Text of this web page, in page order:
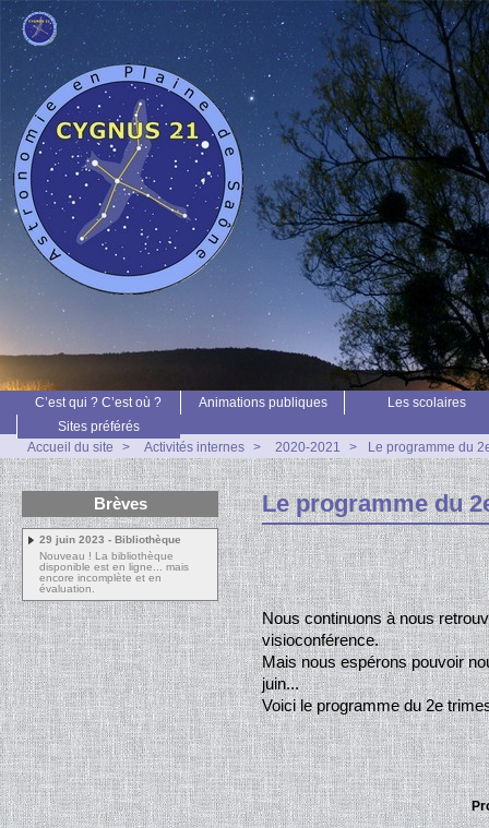
C’est qui ? C’est où ? Animations publiques
Les scolaires
Sites préférés
Accueil du site
> Activités internes > 2020-2021 > Le programme du
Le programme du
Nous continuons à nous
visioconférence.
Mais nous espérons pouvoir
juin...
Voici le programme du 2e
Brèves
29 juin 2023 - Bibliothèque
Nouveau ! La bibliothèque
disponible est en ligne... mais
encore incomplète et en
évaluation.